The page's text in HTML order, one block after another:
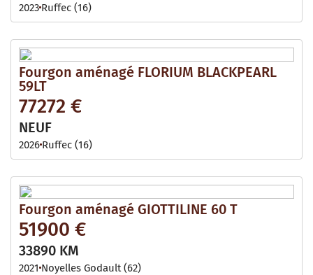
2023 Ruffec (16)
Fourgon aménagé FLORIUM BLACKPEARL
59LT
77272 €
NEUF
2026 Ruffec (16)
Fourgon aménagé GIOTTILINE 60 T
51900 €
33890 KM
2021 Noyelles Godault (62)